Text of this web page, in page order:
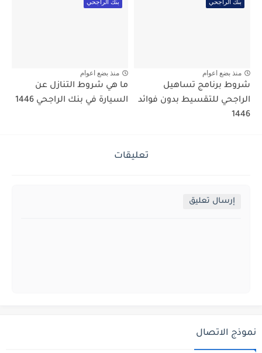
بنك الراجحي
منذ بضع اعوام
شروط برنامج تساهيل
الراجحي للتقسيط بدون فوائد
1446
بنك الراجحي
منذ بضع اعوام
ما هي شروط التنازل عن
السيارة في بنك الراجحي 1446
تعليقات
إرسال تعليق
نموذج الاتصال